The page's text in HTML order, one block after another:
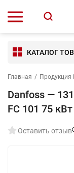
КАТАЛОГ
Главная / Продукция
Danfoss —
FC 101 75 кВт
Оставить отзыв